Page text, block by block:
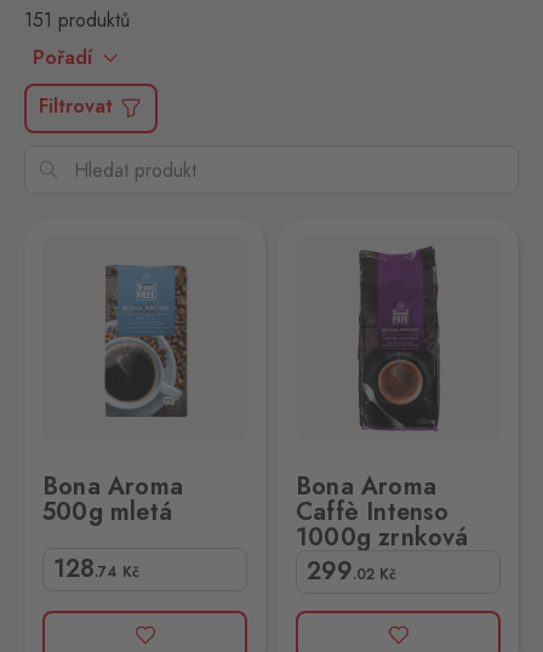
151 produktů
Pořadí
Filtrovat
Bona Aroma
500g mletá
128.74 Kč
Bona Aroma
Caffè Intenso
1000g zrnková
299.02 Kč